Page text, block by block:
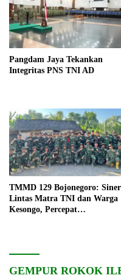
Pangdam Jaya Tekankan
Integritas PNS TNI AD
TMMD 129 Bojonegoro:
Lintas Matra TNI dan Warga
Kesongo, Percepat
GEMPUR ROKOK